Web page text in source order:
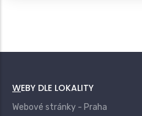
WEBY DLE LOKALITY
Webové stránky - Praha